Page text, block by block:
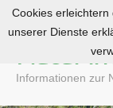
Natur
Informationen zur
Cookies
unserer Dienste